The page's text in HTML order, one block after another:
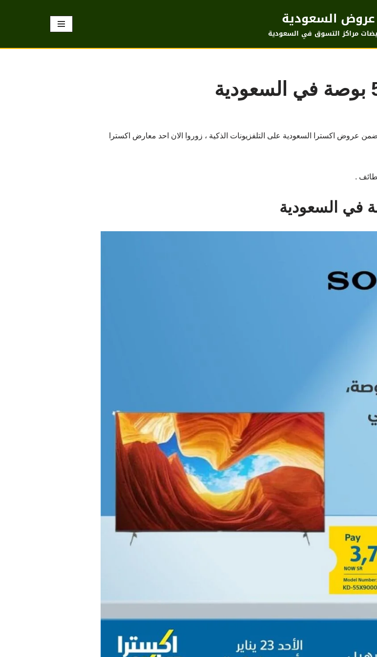
عروض السعودية
مراكز التسوق في السعودية
تلفزيون سوني 55 بوصة الذكي ضمن عروض اكسترا السعودية على التلفزيونات الذكية ، زوروا الان احد معارض اكسترا
.